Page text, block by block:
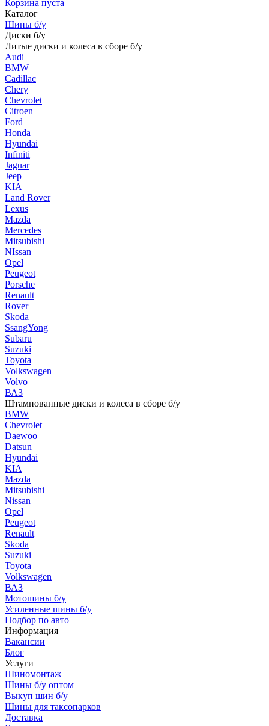
Корзина пуста
Каталог
Шины б/у
Диски б/у
Литые диски и колеса в сборе б/у
Audi
BMW
Cadillac
Chery
Chevrolet
Citroen
Ford
Honda
Hyundai
Infiniti
Jaguar
Jeep
KIA
Land Rover
Lexus
Mazda
Mercedes
Mitsubishi
NIssan
Opel
Peugeot
Porsche
Renault
Rover
Skoda
SsangYong
Subaru
Suzuki
Toyota
Volkswagen
Volvo
ВАЗ
Штампованные диски и колеса в сборе б/у
BMW
Chevrolet
Daewoo
Datsun
Hyundai
KIA
Mazda
Mitsubishi
Nissan
Opel
Peugeot
Renault
Skoda
Suzuki
Toyota
Volkswagen
ВАЗ
Мотошины б/у
Усиленные шины б/у
Подбор по авто
Информация
Вакансии
Блог
Услуги
Шиномонтаж
Шины б/у оптом
Выкуп шин б/у
Шины для таксопарков
Доставка